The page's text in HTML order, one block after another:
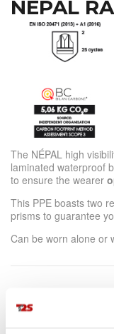
NEPAL
The NÉPAL high
laminated waterproof
to ensure the wearer
This PPE boasts two
prisms to guarantee
Can be worn alone or